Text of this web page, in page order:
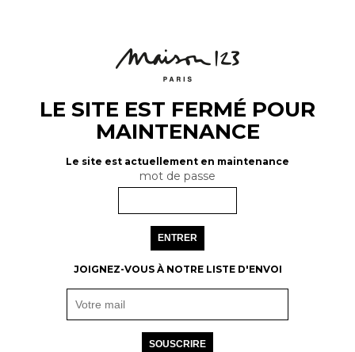
LE SITE EST FERMÉ POUR
MAINTENANCE
Le site est actuellement en maintenance
mot de passe
ENTRER
JOIGNEZ-VOUS À NOTRE LISTE D'ENVOI
SOUSCRIRE